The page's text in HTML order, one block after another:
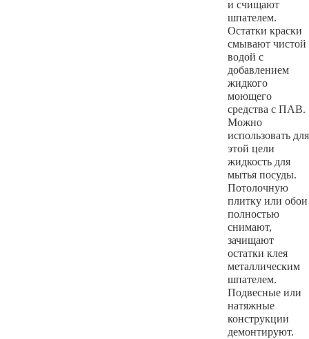
и счищают
шпателем.
Остатки краски
смывают чистой
водой с
добавлением
жидкого
моющего
средства с ПАВ.
Можно
использовать для
этой цели
жидкость для
мытья посуды.
Потолочную
плитку или обои
полностью
снимают,
зачищают
остатки клея
металлическим
шпателем.
Подвесные или
натяжные
конструкции
демонтируют.